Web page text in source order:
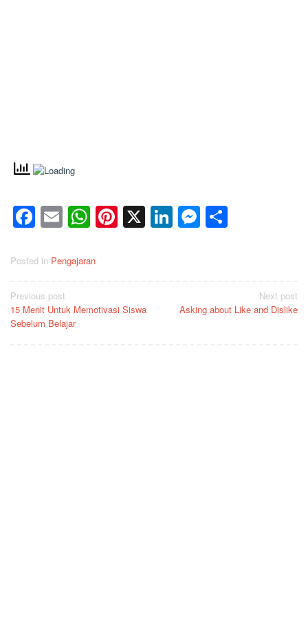
Facebook
EmailWhatsApp
Pinterest
X LinkedIn
Posted in Pengajaran
Post
navigation
Previous post
15 Menit Untuk Memotivasi Siswa
Sebelum Belajar
Next post
Asking about Like and Dislike